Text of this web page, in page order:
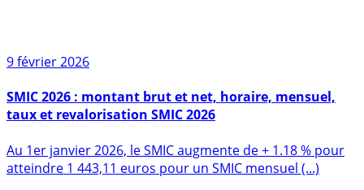
9 février 2026
taux et revalorisation SMIC 2026